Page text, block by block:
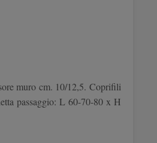
muro cm. 10/12,5. Coprifili
passaggio: L 60-70-80 x H